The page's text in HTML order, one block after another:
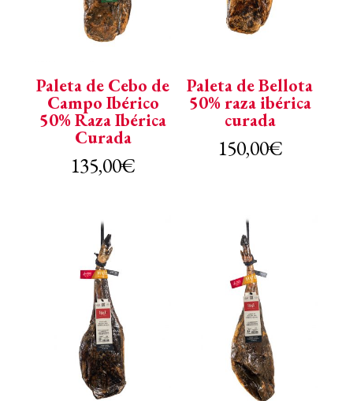
Paleta de Cebo de
Campo Ibérico
50% Raza Ibérica
Curada
135,00€
Paleta de Bellota
50% raza ibérica
curada
150,00€